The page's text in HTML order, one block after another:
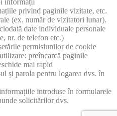
informații
privind paginile vizitate, etc.
(ex. număr de vizitatori lunar).
date individuale personale
nr. de telefon etc.)
permisiunilor de cookie
preîncarcă paginile
mai rapid
și parola pentru logarea dvs. în
introduse în formularele
solicitărilor dvs.